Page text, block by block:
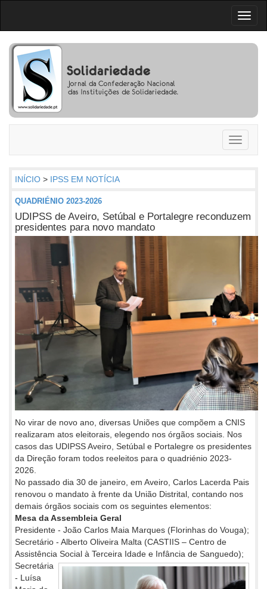
Toggle
INÍCIO > IPSS EM NOTÍCIA
QUADRIÉNIO 2023-2026
UDIPSS de Aveiro, Setúbal e Portalegre reconduzem
presidentes para novo mandato
No virar de novo ano, diversas Uniões que compõem a CNIS
realizaram atos eleitorais, elegendo nos órgãos sociais. Nos
casos das UDIPSS Aveiro, Setúbal e Portalegre os presidentes
da Direção foram todos reeleitos para o quadriénio 2023-
2026.
No passado dia 30 de janeiro, em Aveiro, Carlos Lacerda Pais
renovou o mandato à frente da União Distrital, contando nos
demais órgãos sociais com os seguintes elementos:
Mesa da Assembleia Geral
Presidente - João Carlos Maia Marques (Florinhas do Vouga);
Secretário - Alberto Oliveira Malta (CASTIIS – Centro de
Assistência Social à Terceira Idade e Infância de Sanguedo);
Secretária
- Luísa